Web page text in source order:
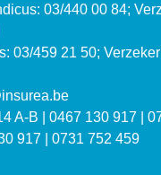
03/440 00 84;
03/459 21 50;
A-B | 0467 130 917 |
917 | 0731 752 459